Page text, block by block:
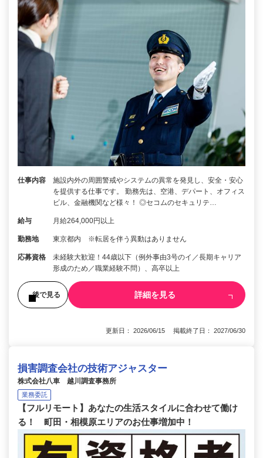
仕事内容
施設内外の周囲警戒やシステムの異常を発見し、安全・安心
を提供する仕事です。 勤務先は、空港、デパート、オフィス
ビル、金融機関など様々！ ◎セコムのセキュリテ…
給与 月給264,000円以上
勤務地 東京都内 ※転居を伴う異動はありません
応募資格
未経験大歓迎！44歳以下（例外事由3号のイ／長期キャリア
形成のため／職業経験不問）、高卒以上
後で見る 詳細を見る
更新日： 2026/06/15 掲載終了日： 2027/06/30
損害調査会社の技術アジャスター
株式会社八車 越川調査事務所
業務委託
【フルリモート】あなたの生活スタイルに合わせて働け
る！ 町田・相模原エリアのお仕事増加中！